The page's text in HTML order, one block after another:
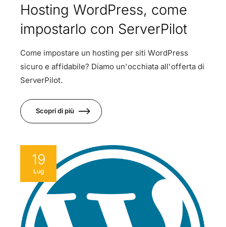
Hosting WordPress, come
impostarlo con ServerPilot
Come impostare un hosting per siti WordPress
sicuro e affidabile? Diamo un'occhiata all'offerta di
ServerPilot.
Scopri di più
19
Lug